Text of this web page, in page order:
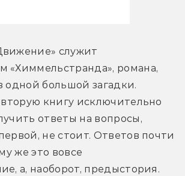
служит
«Химмельстранда», романа,
одной большой загадки.
вторую книгу исключительно
ответы на вопросы,
не стоит. Ответов почти
же это вовсе
а, наоборот, предыстория.